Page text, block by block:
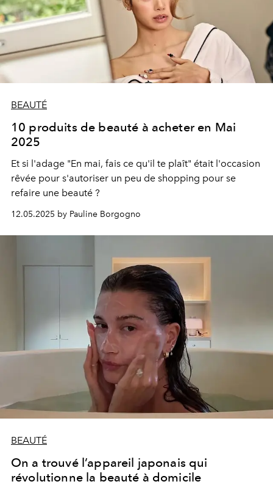
BEAUTÉ
10 produits de beauté à acheter en Mai
2025
Et si l'adage "En mai, fais ce qu'il te plaît" était l'occasion
rêvée pour s'autoriser un peu de shopping pour se
refaire une beauté ?
12.05.2025 by Pauline Borgogno
BEAUTÉ
On a trouvé l’appareil japonais qui
révolutionne la beauté à domicile